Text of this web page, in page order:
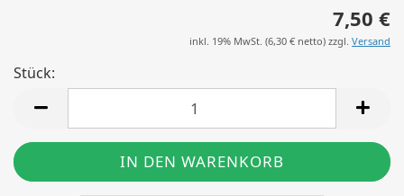
7,50 €
inkl. 19% MwSt. (6,30 € netto) zzgl. Versand
Stück: